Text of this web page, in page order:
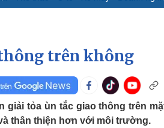
Ảnh
E-Magazine
Infographic
Ô tô - Xe máy
trên không
giải tỏa ùn tắc giao thông trên
thân thiện hơn với môi trường.